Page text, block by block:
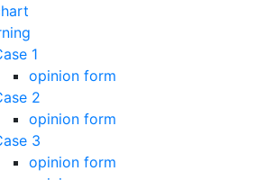
1
opinion form
2
opinion form
3
opinion form